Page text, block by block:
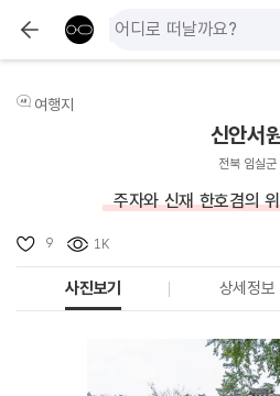
여행지
신안서
전북 임실군
주자와 신재 한호겸의
9 1K
사진보기 상세정보